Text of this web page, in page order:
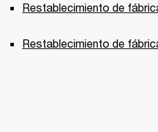
Restablecimiento de
Restablecimiento de